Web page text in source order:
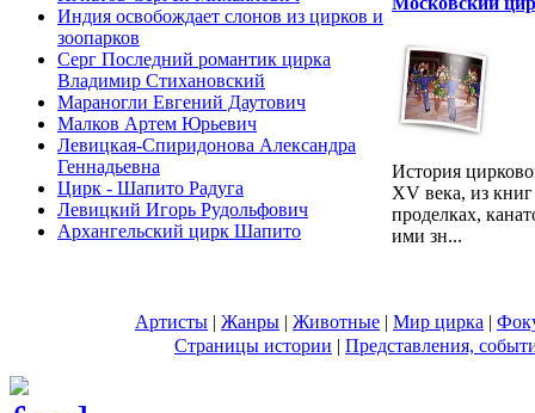
Индия освобождает слонов из цирков и
зоопарков
Серг Последний романтик цирка
Владимир Стихановский
Мараногли Евгений Даутович
Малков Артем Юрьевич
Левицкая-Спиридонова Александра
Геннадьевна
Цирк - Шапито Радуга
Левицкий Игорь Рудольфович
Архангельский цирк Шапито
История
XV века, из
проделках,
ими зн...
Артисты | Жанры | Животные | Мир цирка |
Страницы истории | Представления,